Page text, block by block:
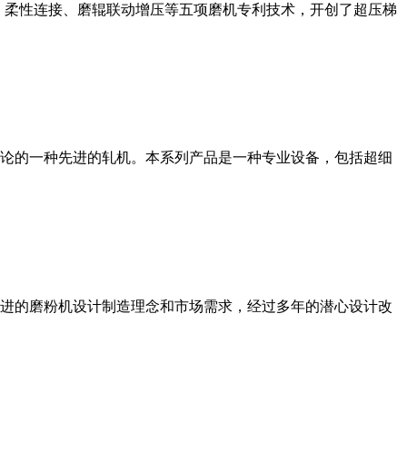
性连接、磨辊联动增压等五项磨机专利技术，开创了超压梯
的一种先进的轧机。本系列产品是一种专业设备，包括超细
的磨粉机设计制造理念和市场需求，经过多年的潜心设计改